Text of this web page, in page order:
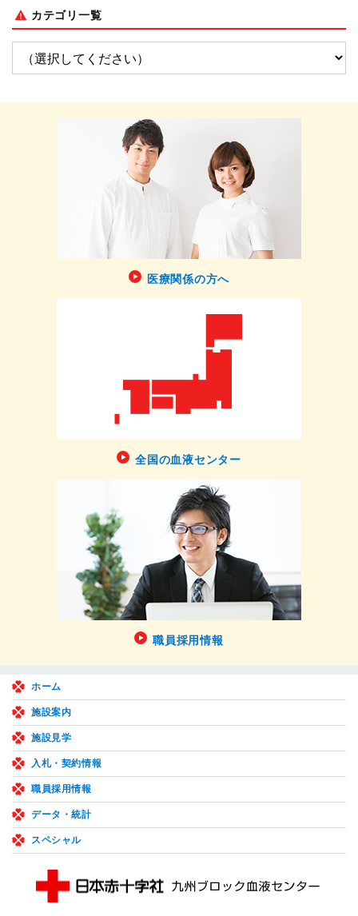
カテゴリ一覧
医療関係の方へ
全国の血液センター
職員採用情報
ホーム
施設案内
施設見学
入札・契約情報
職員採用情報
データ・統計
スペシャル